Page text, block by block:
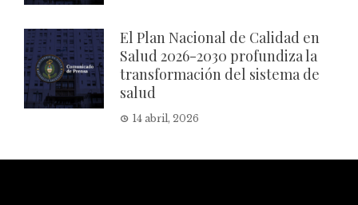
El Plan Nacional de Calidad en
Salud 2026-2030 profundiza la
transformación del sistema de
salud
14 abril, 2026